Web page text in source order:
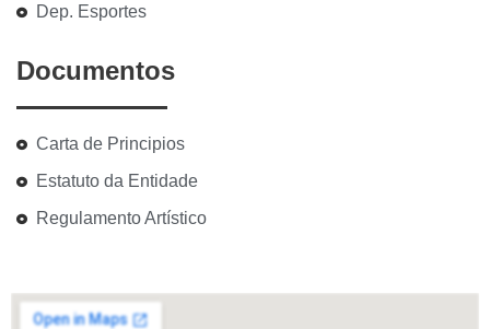
Dep. Esportes
Documentos
Carta de Principios
Estatuto da Entidade
Regulamento Artístico